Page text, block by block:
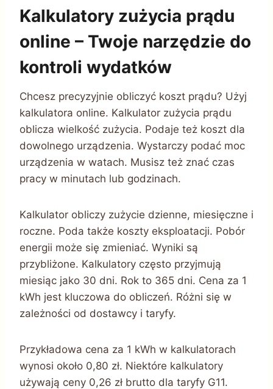
Kalkulatory zużycia prądu
online – Twoje narzędzie do
kontroli wydatków
Chcesz precyzyjnie obliczyć koszt prądu? Użyj
kalkulatora online. Kalkulator zużycia prądu
oblicza wielkość zużycia. Podaje też koszt dla
dowolnego urządzenia. Wystarczy podać moc
urządzenia w watach. Musisz też znać czas
pracy w minutach lub godzinach.
Kalkulator obliczy zużycie dzienne, miesięczne i
roczne. Poda także koszty eksploatacji. Pobór
energii może się zmieniać. Wyniki są
przybliżone. Kalkulatory często przyjmują
miesiąc jako 30 dni. Rok to 365 dni. Cena za 1
kWh jest kluczowa do obliczeń. Różni się w
zależności od dostawcy i taryfy.
Przykładowa cena za 1 kWh w kalkulatorach
wynosi około 0,80 zł. Niektóre kalkulatory
używają ceny 0,26 zł brutto dla taryfy G11.